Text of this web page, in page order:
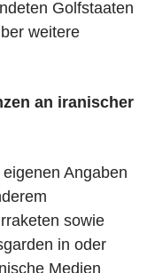
Golfstaaten
weitere
an iranischer
Angaben
sowie
in oder
Medien